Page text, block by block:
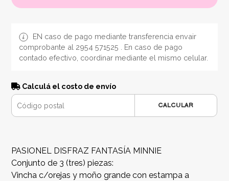
EN caso de pago mediante transferencia envair
comprobante al 2954 571525 . En caso de pago
contado efectivo, coordinar mediante el mismo celular.
Calculá el costo de envío
CALCULAR
PASIONEL DISFRAZ FANTASÍA MINNIE
Conjunto de 3 (tres) piezas:
Vincha c/orejas y moño grande con estampa a